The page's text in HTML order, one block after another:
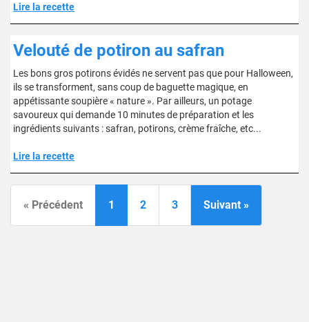
Lire la recette
Velouté de potiron au safran
Les bons gros potirons évidés ne servent pas que pour Halloween,
ils se transforment, sans coup de baguette magique, en
appétissante soupière « nature ». Par ailleurs, un potage
savoureux qui demande 10 minutes de préparation et les
ingrédients suivants : safran, potirons, crème fraîche, etc...
Lire la recette
« Précédent 1 2 3 Suivant »